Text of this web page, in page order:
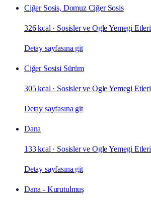
Ciğer Sosis, Domuz Ciğer Sosis
326 kcal · Sosisler ve Ogle Yemegi Etleri
Detay sayfasına git
Ciğer Sosisi Sürüm
305 kcal · Sosisler ve Ogle Yemegi Etleri
Detay sayfasına git
Dana
133 kcal · Sosisler ve Ogle Yemegi Etleri
Detay sayfasına git
Dana - Kurutulmuş